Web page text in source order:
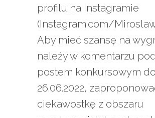
profilu na Instagramie
(Instagram.com/
Aby mieć szansę na
należy w komentarzu
postem konkursowym do
26.06.2022,
ciekawostkę z obszaru